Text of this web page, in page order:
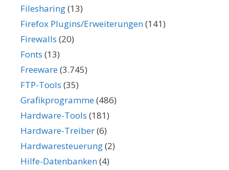
Filesharing(13)
Firefox Plugins/Erweiterungen(141)
Firewalls (20)
Fonts (13)
Freeware(3.745)
FTP-Tools (35)
Grafikprogramme(486)
Hardware-Tools (181)
Hardware-Treiber(6)
Hardwaresteuerung(2)
Hilfe-Datenbanken(4)